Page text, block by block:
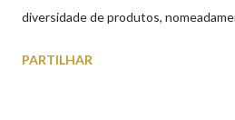
diversidade de produtos,
cobres entre muitos outros. Horário
PARTILHAR